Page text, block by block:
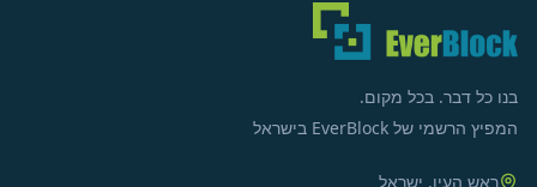
בנו כל דבר. בכל מקום.
המפיץ הרשמי של EverBlock בישראל
ראש העין, ישראל